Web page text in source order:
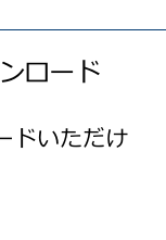
ロード
ドいただけ